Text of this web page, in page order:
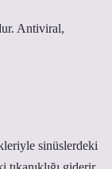
Antiviral,
sinüslerdeki